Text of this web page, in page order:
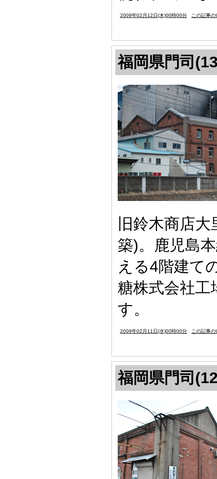
2009年02月12日(木)00時00分 この記事の
福岡県門司
旧鈴木商店
築)。鹿児島
える4階建て
糖株式会社工
す。
2009年02月11日(水)00時00分 この記事の
福岡県門司